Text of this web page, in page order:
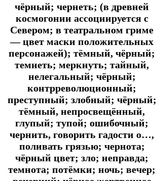
чёрный; чернеть; (в древней
космогонии ассоциируется с
Севером; в театральном гриме
— цвет маски положительных
персонажей); тёмный, чёрный;
темнеть; меркнуть; тайный,
нелегальный; чёрный;
контрреволюционный;
преступный; злобный; чёрный;
тёмный, непросвещённый,
глупый; тупой; ошибочный;
чернить, говорить гадости о…,
поливать грязью; чернота;
чёрный цвет; зло; неправда;
темнота; потёмки; ночь; вечер;